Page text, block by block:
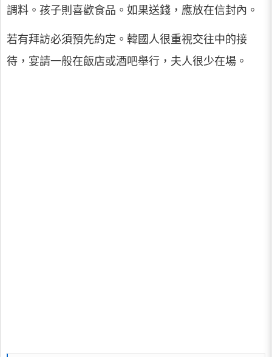
調料。孩子則喜歡食品。如果送錢，應放在信封內。
若有拜訪必須預先約定。韓國人很重視交往中的接
待，宴請一般在飯店或酒吧舉行，夫人很少在場。